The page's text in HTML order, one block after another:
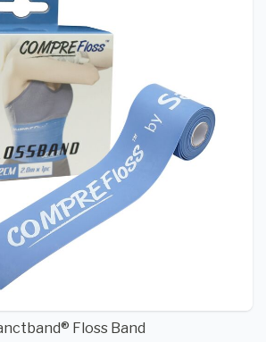
Floss Band